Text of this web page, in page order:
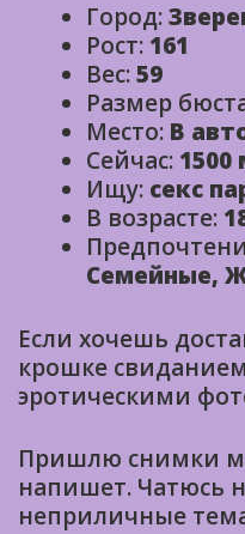
Город:
Рост: 161
Вес:59
Размер
Место: В
Сейчас: 1500
Ищу: секс
В возрасте:
Семейные,
Если хочешь
крошке
эротическими
Пришлю снимки
напишет. Чатюсь
неприличные